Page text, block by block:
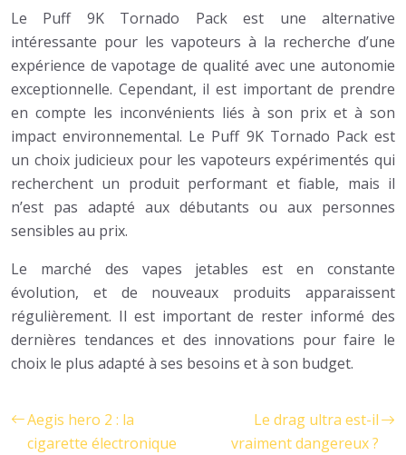
Le Puff 9K Tornado Pack est une alternative
intéressante pour les vapoteurs à la recherche d’une
expérience de vapotage de qualité avec une autonomie
exceptionnelle. Cependant, il est important de prendre
en compte les inconvénients liés à son prix et à son
impact environnemental. Le Puff 9K Tornado Pack est
un choix judicieux pour les vapoteurs expérimentés qui
recherchent un produit performant et fiable, mais il
n’est pas adapté aux débutants ou aux personnes
sensibles au prix.
Le marché des vapes jetables est en constante
évolution, et de nouveaux produits apparaissent
régulièrement. Il est important de rester informé des
dernières tendances et des innovations pour faire le
choix le plus adapté à ses besoins et à son budget.
Aegis hero 2 : la
cigarette électronique
Le drag ultra est-il
vraiment dangereux ?